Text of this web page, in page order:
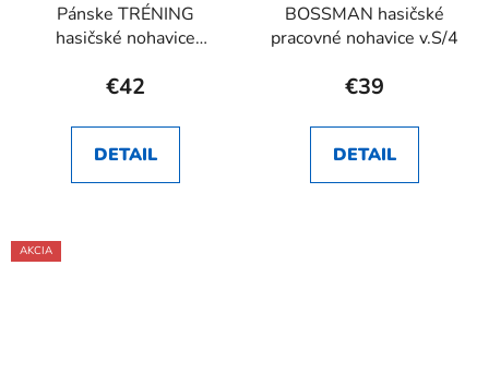
Pánske TRÉNING
hasičské nohavice
€42
DETAIL
BOSSMAN hasičské
pracovné nohavice v.S/4
€39
DETAIL
AKCIA